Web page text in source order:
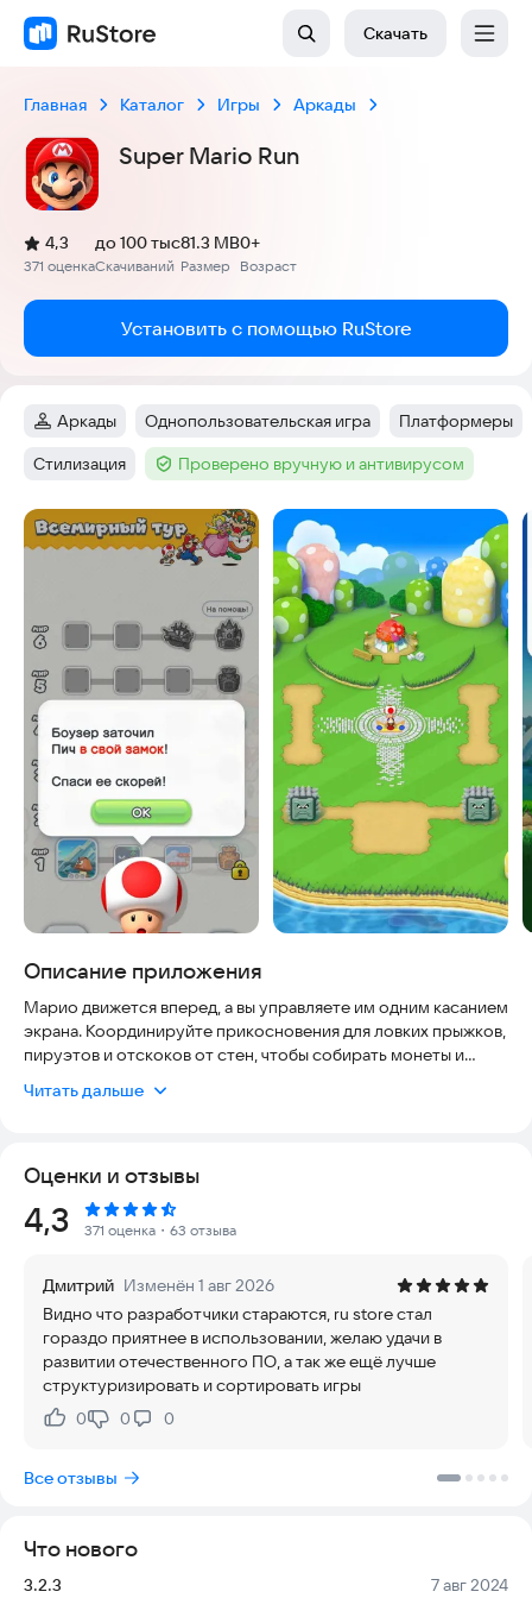
Скачать
Главная Каталог Игры Аркады
Super Mario Run
Рейтинг:
4,3
(
371 оценка
)
Скачиваний
до 100 тыс
Размер
81.3 MB
Возраст
0+
Установить с помощью RuStore
Категория:
Аркады Тег:
Однопользовательская игра Тег:
Платформеры
Тег:
Стилизация Тег :Проверено вручную и антивирусом
Скриншоты
Описание приложения
Марио движется вперед, а вы управляете им одним касанием
экрана. Координируйте прикосновения для ловких прыжков,
пируэтов и отскоков от стен, чтобы собирать монеты и
управлении и актуальна для современных устройств,
■ Всемирный тур
Бегите и прыгайте, выполняя трюки, чтобы спасти принцессу
Пич от Боузера.
На пути вас ждут равнины, пещеры, дома с привидениями,
летучие корабли и замки.
Пройдите 24 увлекательных уровня, чтобы победить
Боузера в его замке. Каждый уровень предлагает разные
возможности: соберите 3 типа цветных монеток или
соревнуйтесь с друзьями за рекордные очки.
После спасения Пич откроется мир «Звезда» с девятью
■ Ремикс 10
Читать дальше
Оценки и отзывы
Рейтинг:
4,3 371 оценка ・63 отзыва
Дмитрий Изменён 1 авг 2026
Видно что разработчики стараются, ru store стал
гораздо приятнее в использовании, желаю удачи в
развитии отечественного ПО, а так же ещё лучше
структуризировать и сортировать игры
Нравится:
0Не нравится:
0 0
Все отзывы
Что нового
Версия:
3.2.3 Дата:
7 авг 2024